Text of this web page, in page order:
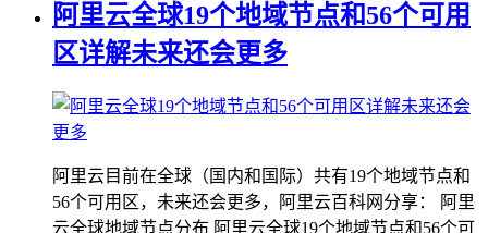
阿里云全球19个地域节点和56个可用
区详解未来还会更多
阿里云目前在全球（国内和国际）共有19个地域节点和
56个可用区，未来还会更多，阿里云百科网分享： 阿里
云全球地域节点分布 阿里云全球19个地域节点和56个可